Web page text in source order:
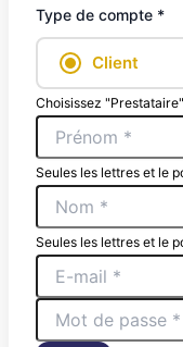
Type de compte *
Client
Choisissez
Seules les lettres et le
Seules les lettres et le